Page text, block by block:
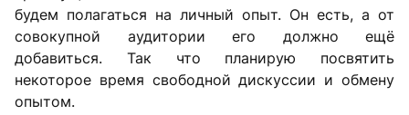
будем полагаться на личный опыт. Он есть, а от
совокупной аудитории его должно ещё
добавиться. Так что планирую посвятить
некоторое время свободной дискуссии и обмену
опытом.